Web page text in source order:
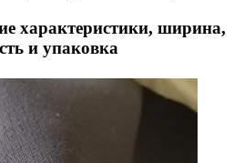
характеристики, ширина,
и упаковка